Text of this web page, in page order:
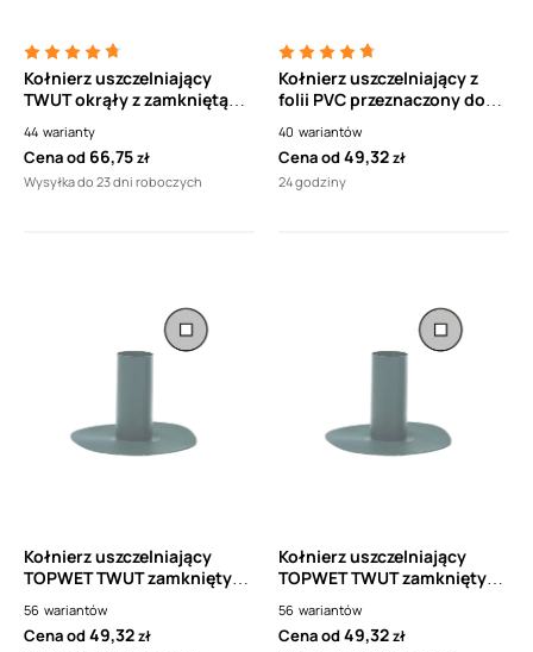
Kołnierz uszczelniający
TWUT okrąły z zamkniętą
TOPWET
44 warianty
Cena od 66,75zł
Wysyłka do 23 dni roboczych
Kołnierz uszczelniający z
folii PVC przeznaczony do
obrabiania przepustów
TWOT TOPWET
40 wariantów
Cena od49,32zł
24 godziny
Kołnierz uszczelniający
TOPWET TWUT zamknięty
prostokątny z folii PVC
56 wariantów
Cena od49,32zł
Kołnierz uszczelniający
TOPWET TWUT zamknięty
prostokątny z folii PVC
56 wariantów
Cena od49,32zł